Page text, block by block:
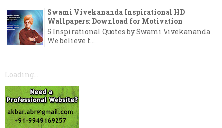
Swami Vivekananda Inspirational HD
Wallpapers: Download for Motivation
5 Inspirational Quotes by Swami Vivekananda
We believe t...
Loading...